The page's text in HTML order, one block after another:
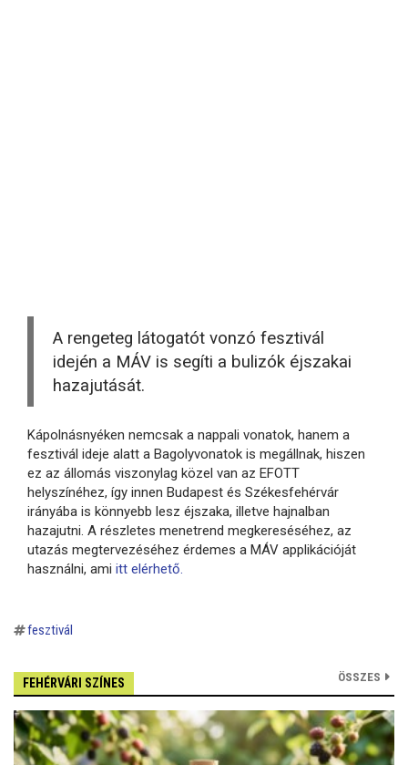
A rengeteg látogatót vonzó fesztivál
idején a MÁV is segíti a bulizók éjszakai
hazajutását.
Kápolnásnyéken nemcsak a nappali vonatok, hanem a
fesztivál ideje alatt a Bagolyvonatok is megállnak, hiszen
ez az állomás viszonylag közel van az EFOTT
helyszínéhez, így innen Budapest és Székesfehérvár
irányába is könnyebb lesz éjszaka, illetve hajnalban
hazajutni. A részletes menetrend megkereséséhez, az
utazás megtervezéséhez érdemes a MÁV applikációját
használni, ami itt elérhető.
fesztivál
FEHÉRVÁRI SZÍNES ÖSSZES